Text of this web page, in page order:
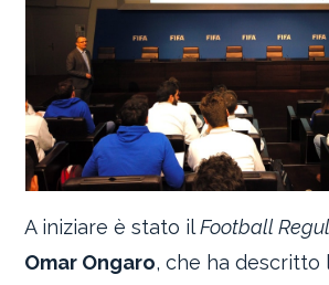
A iniziare è stato ilFootball
Omar Ongaro, che ha descritto